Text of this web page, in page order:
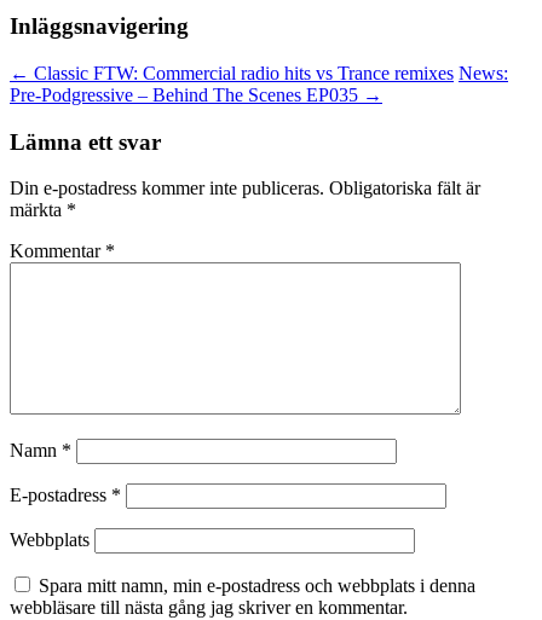
Inläggsnavigering
← Classic FTW: Commercial radio hits vs Trance remixes News:
Pre-Podgressive – Behind The Scenes EP035 →
Lämna ett svar
Din e-postadress kommer inte publiceras. Obligatoriska fält är
märkta *
Kommentar *
Namn *
E-postadress *
Webbplats
Spara mitt namn, min e-postadress och webbplats i denna
webbläsare till nästa gång jag skriver en kommentar.